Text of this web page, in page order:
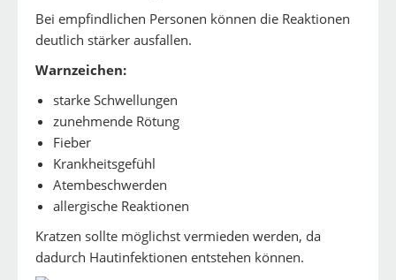
Bei empfindlichen Personen können die Reaktionen
deutlich stärker ausfallen.
Warnzeichen:
starke Schwellungen
zunehmende Rötung
Fieber
Krankheitsgefühl
Atembeschwerden
allergische Reaktionen
Kratzen sollte möglichst vermieden werden, da
dadurch Hautinfektionen entstehen können.